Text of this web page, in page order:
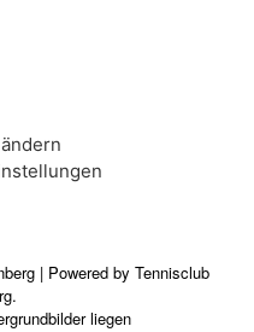
| Powered by Tennisclub
liegen